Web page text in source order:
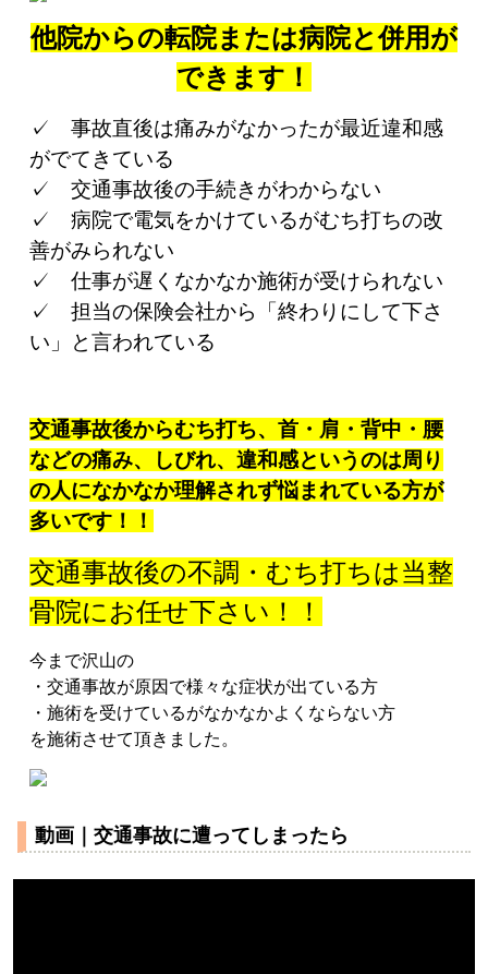
他院からの転院または病院と併用が
できます！
✓ 事故直後は痛みがなかったが最近違和感
がでてきている
✓ 交通事故後の手続きがわからない
✓ 病院で電気をかけているがむち打ちの改
善がみられない
✓ 仕事が遅くなかなか施術が受けられない
✓ 担当の保険会社から「終わりにして下さ
い」と言われている
交通事故後からむち打ち、首・肩・背中・腰
などの痛み、しびれ、違和感というのは周り
の人になかなか理解されず悩まれている方が
多いです！！
交通事故後の不調・むち打ちは当整
骨院にお任せ下さい！！
今まで沢山の
・交通事故が原因で様々な症状が出ている方
・施術を受けているがなかなかよくならない方
を施術させて頂きました。
動画｜交通事故に遭ってしまったら